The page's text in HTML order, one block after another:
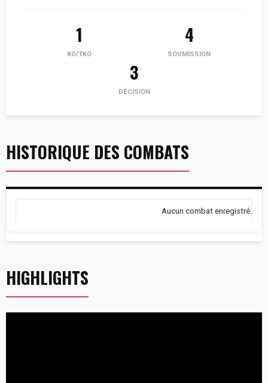
1
KO/TKO
4
SOUMISSION
3
DÉCISION
HISTORIQUE DES COMBATS
Aucun combat enregistré.
HIGHLIGHTS